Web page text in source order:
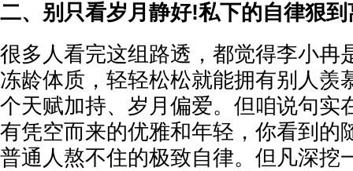
二、别只看岁月静好!私下的自律狠到
很多人看完这组路透，都觉得李小冉
冻龄体质，轻轻松松就能拥有别人羡
个天赋加持、岁月偏爱。但咱说句实
有凭空而来的优雅和年轻，你看到的
普通人熬不住的极致自律。但凡深挖